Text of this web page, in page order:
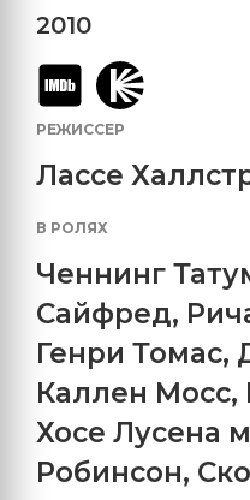
2010
РЕЖИССЕР
Лассе
В РОЛЯХ
Ченнинг
Сайфред,
Генри Томас,
Каллен Мосс,
Хосе Лусена
Робинсон,